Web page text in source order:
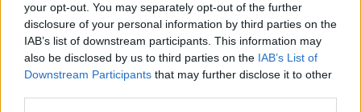
your opt-out. You may separately opt-out of the further
disclosure of your personal information by third parties on the
IAB’s list of downstream participants. This information may
also be disclosed by us to third parties on the IAB’s List of
Downstream Participants that may further disclose it to other
ROSSZUL ÍRTA LE AZ OLTÁSA NEVÉT,
LETARTÓZTATÁSSAL VÉGZŐDÖTT A HAWAII
NYARALÁSA EGY AMERIKAI NŐNEK
2021. október. 31. 19:20
Hamisítani is tudni kell, neki most éppen nem ment.